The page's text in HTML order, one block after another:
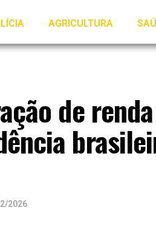
AGRICULTURA
de
2026